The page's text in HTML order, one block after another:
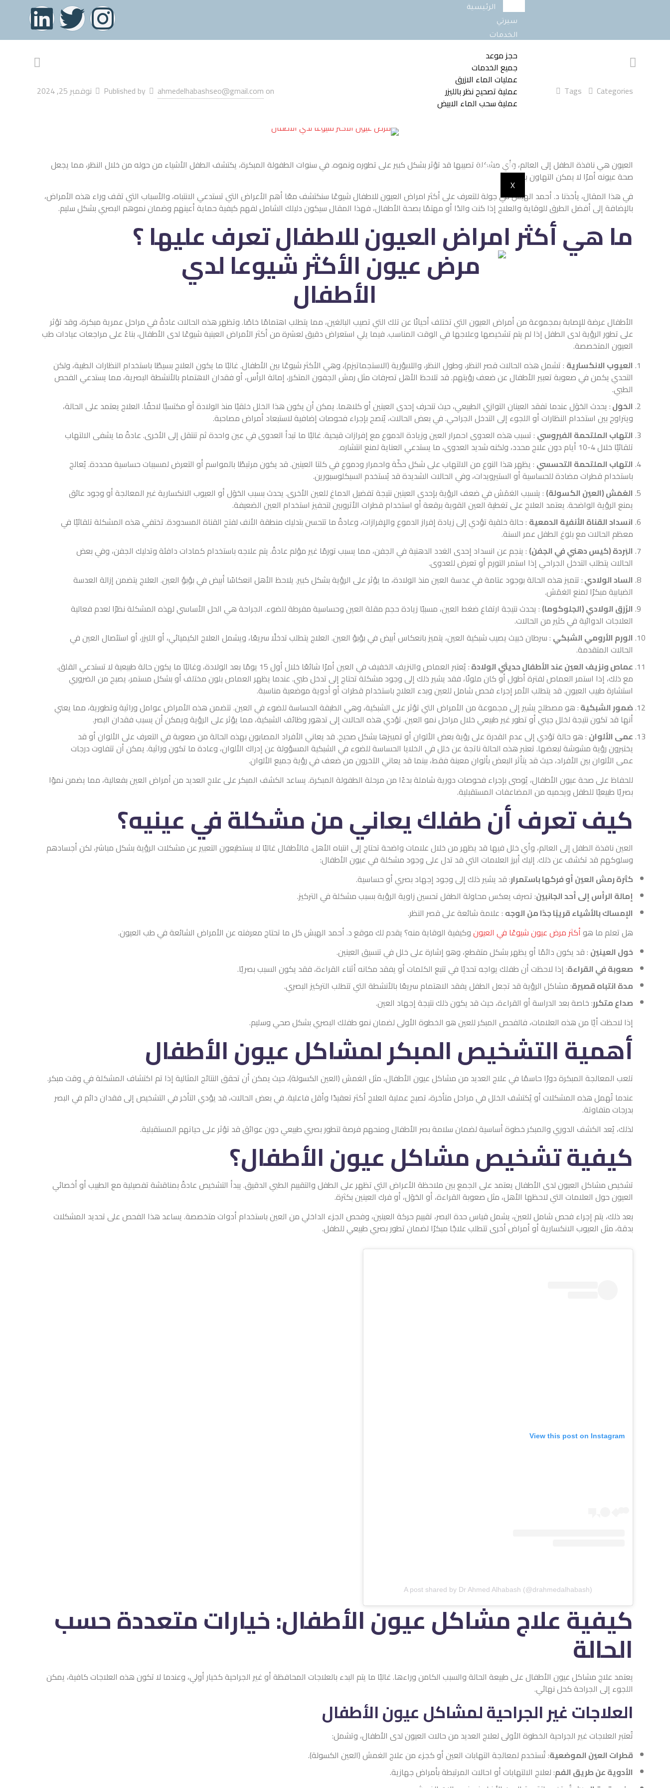
الرئيسية
سيرتي
الخدمات
حجز موعد
جميع الخدمات
عمليات الماء الازرق
عملية تصحيح نظر بالليزر
عملية سحب الماء الابيض
تواصل معنا
X
Published by ahmedelhabashseo@gmail.com on نوفمبر 25, 2024 Categories
Tags
العيون هي نافذة الطفل إلى العالم، وأي مشكلة تصيبها قد تؤثر بشكل كبير على تطوره ونموه. في سنوات الطفولة المبكرة، يكتشف الطفل الأشياء من حوله من خلال النظر، مما يجعل
صحة عيونه أمرًا لا يمكن التهاون به.
في هذا المقال، يأخذنا د. أحمد الهبش في جولة للتعرف على أكثر امراض العيون للاطفال شيوعًا سنكتشف معًا أهم الأعراض التي تستدعي الانتباه، والأسباب التي تقف وراء هذه الأمراض،
بالإضافة إلى أفضل الطرق للوقاية والعلاج إذا كنت والدًا أو مهتمًا بصحة الأطفال، فهذا المقال سيكون دليلك الشامل لفهم كيفية حماية أعينهم وضمان نموهم البصري بشكل سليم.
ما هي أكثر امراض العيون للاطفال تعرف عليها ؟
الأطفال عرضة للإصابة بمجموعة من أمراض العيون التي تختلف أحيانًا عن تلك التي تصيب البالغين، مما يتطلب اهتمامًا خاصًا. وتظهر هذه الحالات عادةً في مراحل عمرية مبكرة، وقد تؤثر
على تطور الرؤية لدى الطفل إذا لم يتم تشخيصها وعلاجها في الوقت المناسب. فيما يلي استعراض دقيق لعشرة من أكثر الأمراض العينية شيوعًا لدى الأطفال، بناءً على مراجعات عيادات طب
العيون المتخصصة.
العيوب الانكسارية : تشمل هذه الحالات قصر النظر، وطول النظر، واللابؤرية (الاستجماتيزم)، وهي الأكثر شيوعًا بين الأطفال. غالبًا ما يكون العلاج بسيطًا باستخدام النظارات الطبية، ولكن
التحدي يكمن في صعوبة تعبير الأطفال عن ضعف رؤيتهم. قد تلاحظ الأهل تصرفات مثل رمش الجفون المتكرر، إمالة الرأس، أو فقدان الاهتمام بالأنشطة البصرية، مما يستدعي الفحص
الطبي.
الحَوَل: يحدث الحَوَل عندما تفقد العينان التوازي الطبيعي، حيث تنحرف إحدى العينين أو كلاهما. يمكن أن يكون هذا الخلل خلقيًا منذ الولادة أو مكتسبًا لاحقًا. العلاج يعتمد على الحالة،
ويتراوح بين استخدام النظارات أو اللجوء إلى التدخل الجراحي. في بعض الحالات، يُنصح بإجراء فحوصات إضافية لاستبعاد أمراض مصاحبة.
التهاب الملتحمة الفيروسي : تسبب هذه العدوى احمرار العين وزيادة الدموع مع إفرازات قيحية. غالبًا ما تبدأ العدوى في عين واحدة ثم تنتقل إلى الأخرى. عادةً ما يشفى الالتهاب
تلقائيًا خلال 4-10 أيام دون علاج محدد، ولكنه شديد العدوى، ما يستدعي العناية لمنع انتشاره.
التهاب الملتحمة التحسسي : يظهر هذا النوع من الالتهاب على شكل حكّة واحمرار ودموع في كلتا العينين. قد يكون مرتبطًا بالمواسم أو التعرض لمسببات حساسية محددة. يُعالج
باستخدام قطرات مضادة للحساسية أو الستيرويدات، وفي الحالات الشديدة قد يُستخدم السيكلوسبورين.
الغمَش (العين الكسولة) : يتسبب الغمَش في ضعف الرؤية بإحدى العينين نتيجة تفضيل الدماغ للعين الأخرى. يحدث بسبب الحَوَل أو العيوب الانكسارية غير المعالجة أو وجود عائق
يمنع الرؤية الواضحة. يعتمد العلاج على تغطية العين القوية برقعة أو استخدام قطرات الأتروبين لتحفيز استخدام العين الضعيفة.
انسداد القناة الأنفية الدمعية : حالة خلقية تؤدي إلى زيادة إفراز الدموع والإفرازات، وعادةً ما تتحسن بتدليك منطقة الأنف لفتح القناة المسدودة. تختفي هذه المشكلة تلقائيًا في
معظم الحالات مع بلوغ الطفل عمر السنة.
البَردة (كيس دهني في الجفن) : ينجم عن انسداد إحدى الغدد الدهنية في الجفن، مما يسبب تورمًا غير مؤلم عادةً. يتم علاجه باستخدام كمادات دافئة وتدليك الجفن، وفي بعض
الحالات يتطلب التدخل الجراحي إذا استمر التورم أو تعرض للعدوى.
الساد الولادي: تتميز هذه الحالة بوجود عتامة في عدسة العين منذ الولادة، ما يؤثر على الرؤية بشكل كبير. يلاحظ الأهل انعكاسًا أبيض في بؤبؤ العين. العلاج يتضمن إزالة العدسة
الضبابية مبكرًا لمنع الغمَش.
الزَرَق الولادي (الجلوكوما) : يحدث نتيجة ارتفاع ضغط العين، مسببًا زيادة حجم مقلة العين وحساسية مفرطة للضوء. الجراحة هي الحل الأساسي لهذه المشكلة نظرًا لعدم فعالية
العلاجات الدوائية في كثير من الحالات.
الورم الأرومي الشبكي : سرطان خبيث يصيب شبكية العين، يتميز بانعكاس أبيض في بؤبؤ العين. العلاج يتطلب تدخلًا سريعًا، ويشمل العلاج الكيميائي، أو الليزر، أو استئصال العين في
الحالات المتقدمة.
عماص ونزيف العين عند الأطفال حديثي الولادة
: يُعتبر العماص والنزيف الخفيف في العين أمرًا شائعًا خلال أول 15 يومًا بعد الولادة، وغالبًا ما يكون حالة طبيعية لا تستدعي القلق.
مع ذلك، إذا استمر العماص لفترة أطول أو كان ملونًا، فقد يشير ذلك إلى وجود مشكلة تحتاج إلى تدخل طبي. عندما يظهر العماص بلون مختلف أو بشكل مستمر، يصبح من الضروري
استشارة طبيب العيون. قد يتطلب الأمر إجراء فحص شامل للعين وبدء العلاج باستخدام قطرات أو أدوية موضعية مناسبة.
ضمور الشبكية: هو مصطلح يشير إلى مجموعة من الأمراض التي تؤثر على الشبكية، وهي الطبقة الحساسة للضوء في العين. تتضمن هذه الأمراض عوامل وراثية وتطورية، مما يعني
أنها قد تكون نتيجة لخلل جيني أو تطور غير طبيعي خلال مراحل نمو العين. تؤدي هذه الحالات إلى تدهور وظائف الشبكية، مما يؤثر على الرؤية ويمكن أن يسبب فقدان البصر.
عمى الألوان : هو حالة تؤدي إلى عدم القدرة على رؤية بعض الألوان أو تمييزها بشكل صحيح. قد يعاني الأفراد المصابون بهذه الحالة من صعوبة في التعرف على الألوان أو قد
يختبرون رؤية مشوشة لبعضها. تعتبر هذه الحالة ناتجة عن خلل في الخلايا الحساسة للضوء في الشبكية المسؤولة عن إدراك الألوان، وعادة ما تكون وراثية. يمكن أن تتفاوت درجات
عمى الألوان بين الأفراد، حيث قد يتأثر البعض بألوان معينة فقط، بينما قد يعاني الآخرون من ضعف في رؤية جميع الألوان.
للحفاظ على صحة عيون الأطفال، يُوصى بإجراء فحوصات دورية شاملة بدءًا من مرحلة الطفولة المبكرة. يساعد الكشف المبكر على علاج العديد من أمراض العين بفعالية، مما يضمن نموًا
بصريًا طبيعيًا للطفل ويحميه من المضاعفات المستقبلية.
كيف تعرف أن طفلك يعاني من مشكلة في عينيه؟
العين نافذة الطفل إلى العالم، وأي خلل فيها قد يظهر من خلال علامات واضحة تحتاج إلى انتباه الأهل. فالأطفال غالبًا لا يستطيعون التعبير عن مشكلات الرؤية بشكل مباشر، لكن أجسادهم
وسلوكهم قد تكشف عن ذلك. إليك أبرز العلامات التي قد تدل على وجود مشكلة في عيون الأطفال:
كثرة رمش العين أو فركها باستمرار: قد يشير ذلك إلى وجود إجهاد بصري أو حساسية.
إمالة الرأس إلى أحد الجانبين: تصرف يعكس محاولة الطفل تحسين زاوية الرؤية بسبب مشكلة في التركيز.
الإمساك بالأشياء قريبًا جدًا من الوجه : علامة شائعة على قصر النظر.
هل تعلم ما هوأكثر مرض عيون شيوعًا في العيونوكيفية الوقاية منه؟ يقدم لك موقع د. أحمد الهبش كل ما تحتاج معرفته عن الأمراض الشائعة في طب العيون.
حَول العينين : قد يكون دائمًا أو يظهر بشكل متقطع، وهو إشارة على خلل في تنسيق العينين.
صعوبة في القراءة: إذا لاحظت أن طفلك يواجه تحديًا في تتبع الكلمات أو يفقد مكانه أثناء القراءة، فقد يكون السبب بصريًا.
مدة انتباه قصيرة: مشاكل الرؤية قد تجعل الطفل يفقد الاهتمام سريعًا بالأنشطة التي تتطلب التركيز البصري.
صداع متكرر: خاصة بعد الدراسة أو القراءة، حيث قد يكون ذلك نتيجة إجهاد العين.
إذا لاحظت أيًا من هذه العلامات، فالفحص المبكر للعين هو الخطوة الأولى لضمان نمو طفلك البصري بشكل صحي وسليم.
أهمية التشخيص المبكر لمشاكل عيون الأطفال
تلعب المعالجة المبكرة دورًا حاسمًا في علاج العديد من مشاكل عيون الأطفال، مثل الغمش (العين الكسولة)، حيث يمكن أن تحقق النتائج المثالية إذا تم اكتشاف المشكلة في وقت مبكر.
عندما تُهمل هذه المشكلات أو يُكتشف الخلل في مراحل متأخرة، تصبح عملية العلاج أكثر تعقيدًا وأقل فاعلية. في بعض الحالات، قد يؤدي التأخر في التشخيص إلى فقدان دائم في البصر
بدرجات متفاوتة.
لذلك، يُعد الكشف الدوري والمبكر خطوة أساسية لضمان سلامة بصر الأطفال ومنحهم فرصة لتطور بصري طبيعي دون عوائق قد تؤثر على حياتهم المستقبلية.
كيفية تشخيص مشاكل عيون الأطفال؟
تشخيص مشاكل العيون لدى الأطفال يعتمد على الجمع بين ملاحظة الأعراض التي تظهر على الطفل والتقييم الطبي الدقيق. يبدأ التشخيص عادةً بمناقشة تفصيلية مع الطبيب أو أخصائي
العيون حول العلامات التي لاحظها الأهل، مثل صعوبة القراءة، أو الحَوَل، أو فرك العينين بكثرة.
بعد ذلك، يتم إجراء فحص شامل للعين، يشمل قياس حدة البصر، تقييم حركة العينين، وفحص الجزء الداخلي من العين باستخدام أدوات متخصصة. يساعد هذا الفحص على تحديد المشكلات
بدقة، مثل العيوب الانكسارية أو أمراض أخرى تتطلب علاجًا مبكرًا لضمان تطور بصري طبيعي للطفل.
View this post on Instagram
A post shared by Dr Ahmed Alhabash (@drahmedalhabash)
كيفية علاج مشاكل عيون الأطفال: خيارات متعددة حسب
الحالة
يعتمد علاج مشاكل عيون الأطفال على طبيعة الحالة والسبب الكامن وراءها. غالبًا ما يتم البدء بالعلاجات المحافظة أو غير الجراحية كخيار أولي، وعندما لا تكون هذه العلاجات كافية، يمكن
اللجوء إلى الجراحة كحل نهائي.
العلاجات غير الجراحية لمشاكل عيون الأطفال
تُعتبر العلاجات غير الجراحية الخطوة الأولى لعلاج العديد من حالات العيون لدى الأطفال، وتشمل:
قطرات العين الموضعية: تُستخدم لمعالجة التهابات العين أو كجزء من علاج الغمش (العين الكسولة).
الأدوية عن طريق الفم: لعلاج الالتهابات أو احالات المرتبطة بأمراض جهازية.